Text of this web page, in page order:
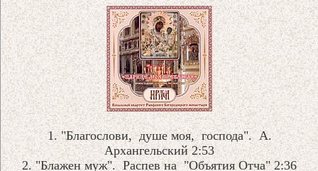
1. "Благослови, душе моя, господа". А.
Архангельский 2:53
2. "Блажен муж". Распев на "Объятия Отча" 2:36